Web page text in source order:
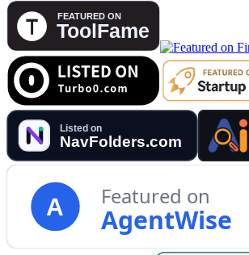
A Featured on
AgentWise